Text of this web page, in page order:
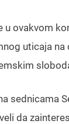
u ovakvom
uticaja na
sednicama
da